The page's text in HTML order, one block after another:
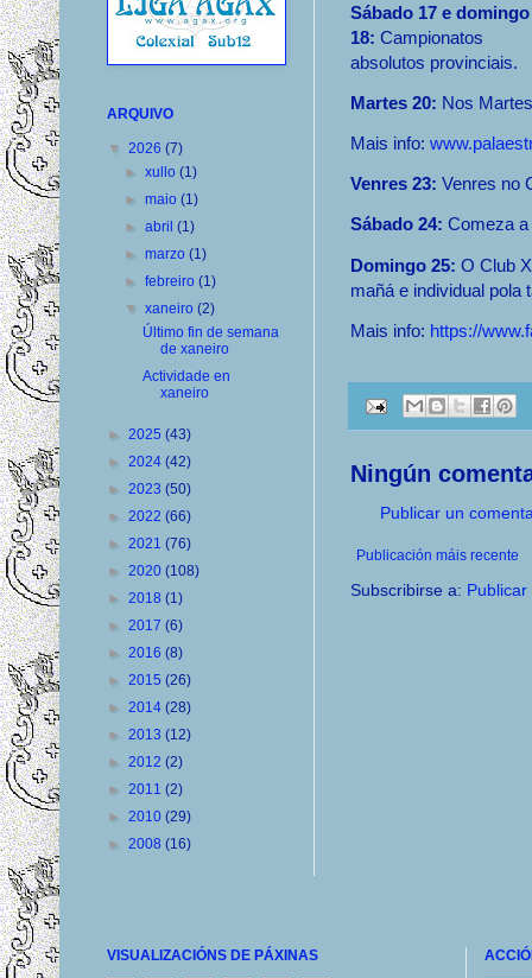
Sábado 17 e domingo
18: Campionatos
absolutos provinciais.
Martes 20: Nos
Mais info:
Venres 23: Venres no
Sábado 24: Comeza a
Domingo 25: O Club
mañá e individual pola
Mais info: https://
Ningún
Publicar un
Publicación máis recente
Subscribirse a:
ARQUIVO
▼ 2026 (7)
►xullo(1)
►maio(1)
►abril(1)
►marzo(1)
►febreiro(1)
▼xaneiro(2)
Último fin de semana
de xaneiro
Actividade en
xaneiro
► 2025 (43)
► 2024 (42)
► 2023 (50)
► 2022 (66)
► 2021 (76)
► 2020 (108)
► 2018 (1)
► 2017 (6)
► 2016 (8)
► 2015 (26)
► 2014 (28)
► 2013 (12)
► 2012 (2)
► 2011 (2)
► 2010 (29)
► 2008 (16)
VISUALIZACIÓNS DE PÁXINAS